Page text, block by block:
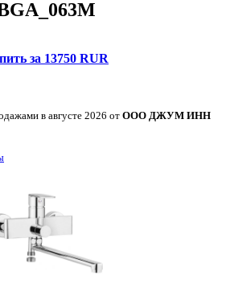
за 13750 RUR
в августе 2026 от ООО ДЖУМ ИНН